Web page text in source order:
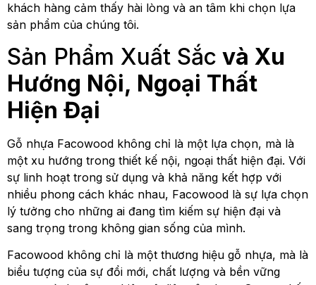
khách hàng cảm thấy hài lòng và an tâm khi chọn lựa
sản phẩm của chúng tôi.
Sản Phẩm Xuất Sắc và Xu
Hướng Nội, Ngoại Thất
Hiện Đại
Gỗ nhựa Facowood không chỉ là một lựa chọn, mà là
một xu hướng trong thiết kế nội, ngoại thất hiện đại. Với
sự linh hoạt trong sử dụng và khả năng kết hợp với
nhiều phong cách khác nhau, Facowood là sự lựa chọn
lý tưởng cho những ai đang tìm kiếm sự hiện đại và
sang trọng trong không gian sống của mình.
Facowood không chỉ là một thương hiệu gỗ nhựa, mà là
biểu tượng của sự đổi mới, chất lượng và bền vững